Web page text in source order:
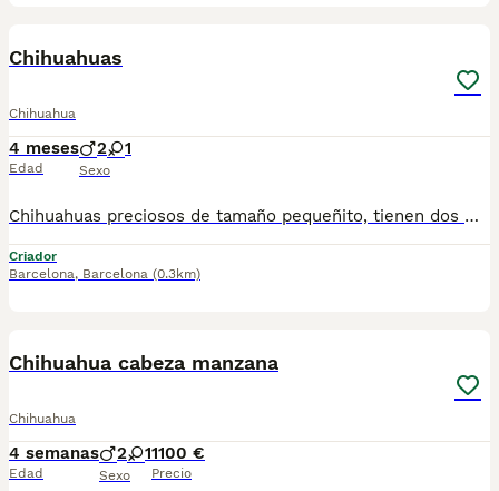
Chihuahuas
Chihuahua
4 meses
Edad
2 1
Sexo
Chihuahuas preciosos de tamaño pequeñito, tienen dos meses de edad, varios colores disponibles a elegir, se entregan en las mejores condiciones, muy bien cuidados, revisados por nuestro veterinario, vacunados, desparasitados, con cartilla veterinaria, microchip y garantía sanitaria por escrito vírica y genética, se pueden venir a ver sin compromiso cualquier día de la semana. Núcleo Zoológico: T-2500116
Criador
Barcelona, Barcelona (0.3km)
Chihuahua cabeza manzana
Chihuahua
4 semanas
Edad
2 1
Sexo
1100 €
Precio